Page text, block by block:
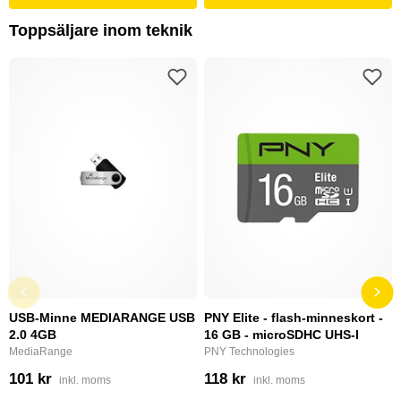
Toppsäljare inom teknik
USB-Minne MEDIARANGE USB
2.0 4GB
MediaRange
101 kr inkl. moms
PNY Elite - flash-minneskort -
16 GB - microSDHC UHS-I
PNY Technologies
118 kr inkl. moms